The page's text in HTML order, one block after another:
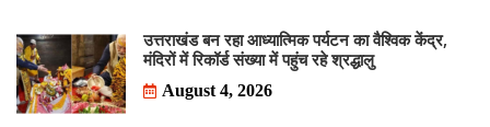
उत्तराखंड बन रहा आध्यात्मिक पर्यटन का वैश्विक केंद्र,
मंदिरों में रिकॉर्ड संख्या में पहुंच रहे श्रद्धालु
August 4, 2026